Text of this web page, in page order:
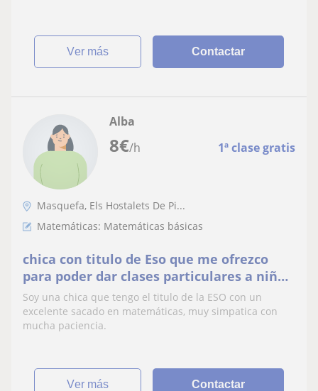
ver más Contactar
8€/h 1ª clase gratis
Alba
Masquefa, Els Hostalets De Pi...
Matemáticas: Matemáticas básicas
chica con titulo de Eso que me ofrezco
para poder dar clases particulares a niños
de todas las edades hasta 4 de la ESO
Soy una chica que tengo el titulo de la ESO con un
excelente sacado en matemáticas, muy simpatica con
mucha paciencia.
ver más Contactar